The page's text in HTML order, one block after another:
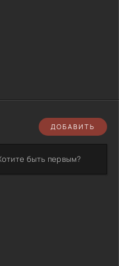
ДОБАВИТЬ
быть первым?